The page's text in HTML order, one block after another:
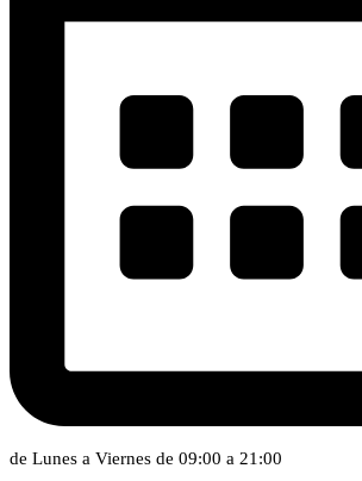
de Lunes a Viernes de 09:00 a 21:00